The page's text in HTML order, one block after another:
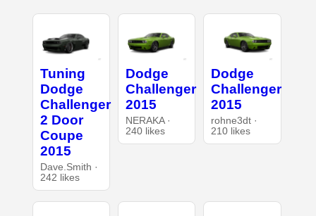
Tuning
Dodge
Challenger
2 Door
Coupe
2015
Dave.Smith ·
242 likes
Dodge
Challenger
2015
NERAKA ·
240 likes
Dodge
Challenger
2015
rohne3dt ·
210 likes